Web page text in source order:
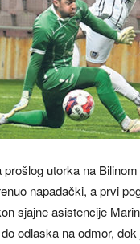
utorka na
napadački, a prvi
sjajne asistencije
odlaska na odmor,